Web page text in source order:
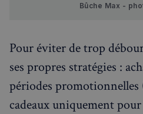
Bûche Max -
Pour éviter de trop
ses propres stratégies :
périodes promotionnelles
cadeaux uniquement
Strictement nécessaires
Ciblage
Les cookies strictement